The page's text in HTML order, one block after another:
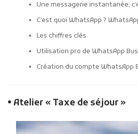
Une messagerie instantanée,
C’est quoi WhatsApp ?
Les chiffres clés
Utilisation pro de WhatsApp
Création du compte WhatsApp
• Atelier « Taxe de séjour »